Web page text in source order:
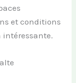
et conditions
intéressante.